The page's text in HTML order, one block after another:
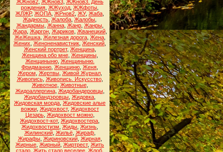
ЖЖнов2, ЖЖнов3, ЖЖнов3. День
рождения ЖЖуход ЖЖфоты
ЖЛЖР, ЖОПА ЖРнов2 ЖУ, Жаба
Жадность Жалоба Жалобы
Жандармы, Жанна, Жанр, Жанры,
Жара, Жаргон, Жариков, Жванецкий,
ЖеЖешка, Железная дорога, Жена,
Жених Женоненавистник Женский
Женский портрет, Женщина,
Женщина обо мне, Женщины,
Женщиныню, Женщиныню.
Фридманню Женщиню Женя
Жером Жертвы, Живой Журнал,
Живопись, Живопись. Искусство,
Животное, Животные,
Жидоаллергина, Жидобандеровцы,
Жидобандэровцы Жидовка
Жидовская морда Жидовские алые
вожжи, Жидохвост, Жидохвост
Цезарь, Жидохвост можно,
Жидохвост-кот, Жидохвостера
Жидохвостизм Жиды Жизнь
Жилинский, Жильё, Жираф,
Жирафы, Жириновский, Жирная,
Жирные Жирный Жиртрест, Жить
стало Жить стало веселее Жлоб